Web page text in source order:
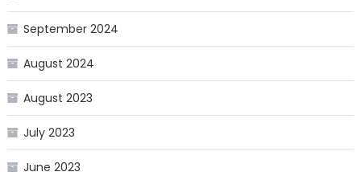
September 2024
August 2024
August 2023
July 2023
June 2023